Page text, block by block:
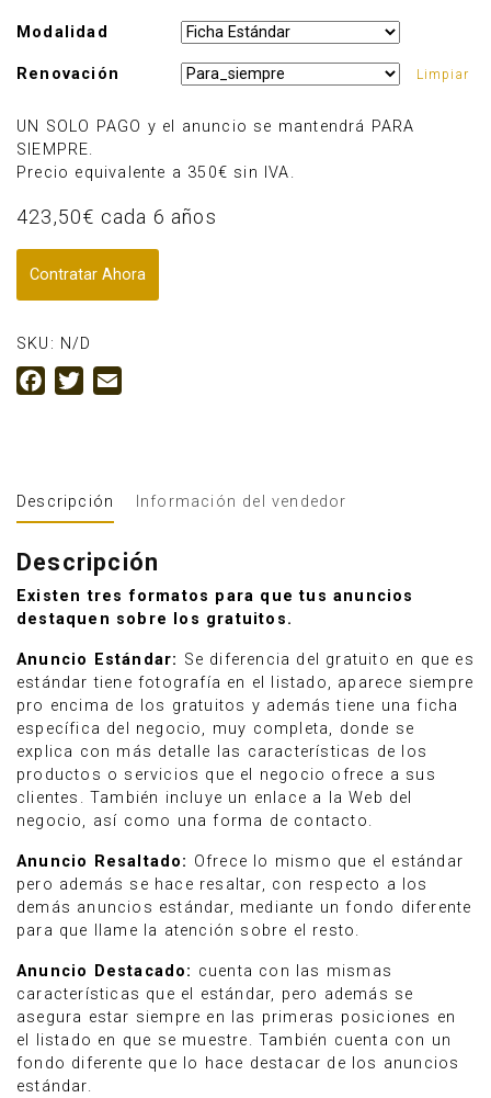
Modalidad
Renovación Limpiar
UN SOLO PAGO y el anuncio se mantendrá PARA
SIEMPRE.
Precio equivalente a 350€ sin IVA.
423,50€ cada 6 años
Contratar Ahora
SKU: N/D
Facebook
Twitter
Descripción Información del vendedor
Descripción
Existen tres formatos para que tus anuncios
destaquen sobre los gratuitos.
Anuncio Estándar: Se diferencia del gratuito en que es
estándar tiene fotografía en el listado, aparece siempre
pro encima de los gratuitos y además tiene una ficha
específica del negocio, muy completa, donde se
explica con más detalle las características de los
productos o servicios que el negocio ofrece a sus
clientes. También incluye un enlace a la Web del
negocio, así como una forma de contacto.
Anuncio Resaltado: Ofrece lo mismo que el estándar
pero además se hace resaltar, con respecto a los
demás anuncios estándar, mediante un fondo diferente
para que llame la atención sobre el resto.
Anuncio Destacado: cuenta con las mismas
características que el estándar, pero además se
asegura estar siempre en las primeras posiciones en
el listado en que se muestre. También cuenta con un
fondo diferente que lo hace destacar de los anuncios
estándar.